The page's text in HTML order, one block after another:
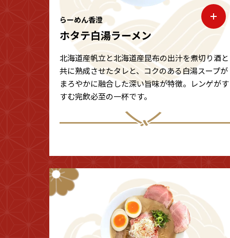
らーめん香澄
ホタテ白湯ラーメン
北海道産帆立と北海道産昆布の出汁を煮切り酒と
共に熟成させたタレと、コクのある白湯スープが
まろやかに融合した深い旨味が特徴。レンゲがす
すむ完飲必至の一杯です。